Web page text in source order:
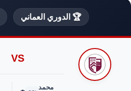
🏆 الدوري العماني
VS
محمد